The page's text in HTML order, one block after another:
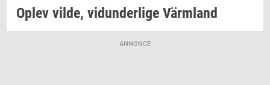
Oplev vilde, vi­dun­der­li­ge Värmland
ANNONCE